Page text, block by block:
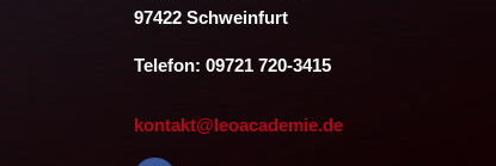
97422 Schweinfurt
Telefon: 09721 720-3415
kontakt@leoacademie.de